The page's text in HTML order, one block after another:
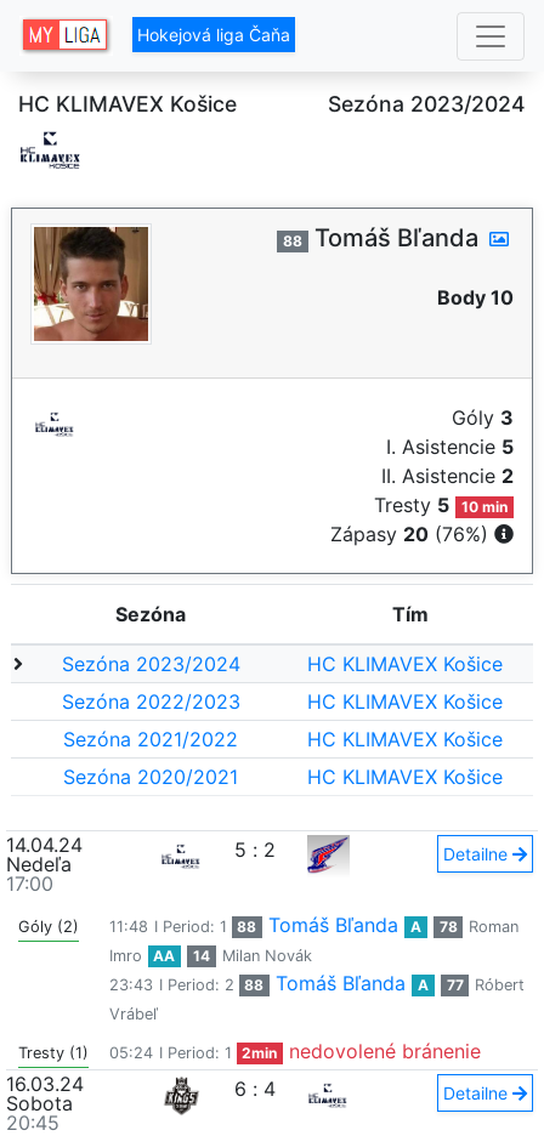
Hokejová liga Čaňa
HC KLIMAVEX Košice Sezóna 2023/2024
88 Tomáš Bľanda
Body 10
Góly 3
I. Asistencie 5
II. Asistencie 2
Tresty 5 10 min
Zápasy 20 (76%)
Sezóna Tím
Sezóna 2023/2024
HC KLIMAVEX Košice
Sezóna 2022/2023
HC KLIMAVEX Košice
Sezóna 2021/2022
HC KLIMAVEX Košice
Sezóna 2020/2021
HC KLIMAVEX Košice
14.04.24
Nedeľa
17:00
5 : 2 Detailne
Góly (2) 11:48 I Period: 1 88 Tomáš Bľanda A 78
Roman
Imro
AA 14
Milan Novák
23:43 I Period: 2 88 Tomáš Bľanda A 77
Róbert
Vrábeľ
Tresty (1) 05:24 I Period: 1 2min
nedovolené bránenie
16.03.24
Sobota
20:45
6 : 4 Detailne